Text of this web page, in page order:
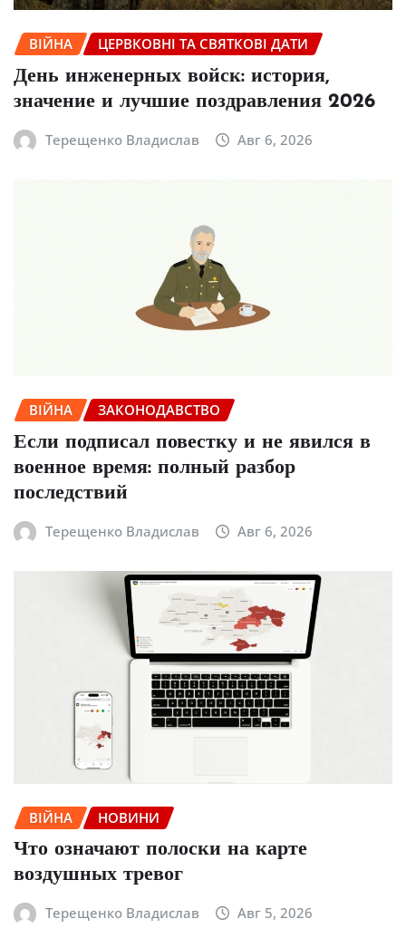
ВІЙНА ЦЕРВКОВНІ ТА СВЯТКОВІ ДАТИ
День инженерных войск: история,
значение и лучшие поздравления 2026
Терещенко Владислав Авг 6, 2026
ВІЙНА ЗАКОНОДАВСТВО
Если подписал повестку и не явился в
военное время: полный разбор
последствий
Терещенко Владислав Авг 6, 2026
ВІЙНА НОВИНИ
Что означают полоски на карте
воздушных тревог
Терещенко Владислав Авг 5, 2026